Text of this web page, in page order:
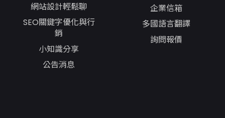
網站設計輕鬆聊
SEO關鍵字優化與行
銷
小知識分享
公告消息
企業信箱
多國語言翻譯
詢問報價